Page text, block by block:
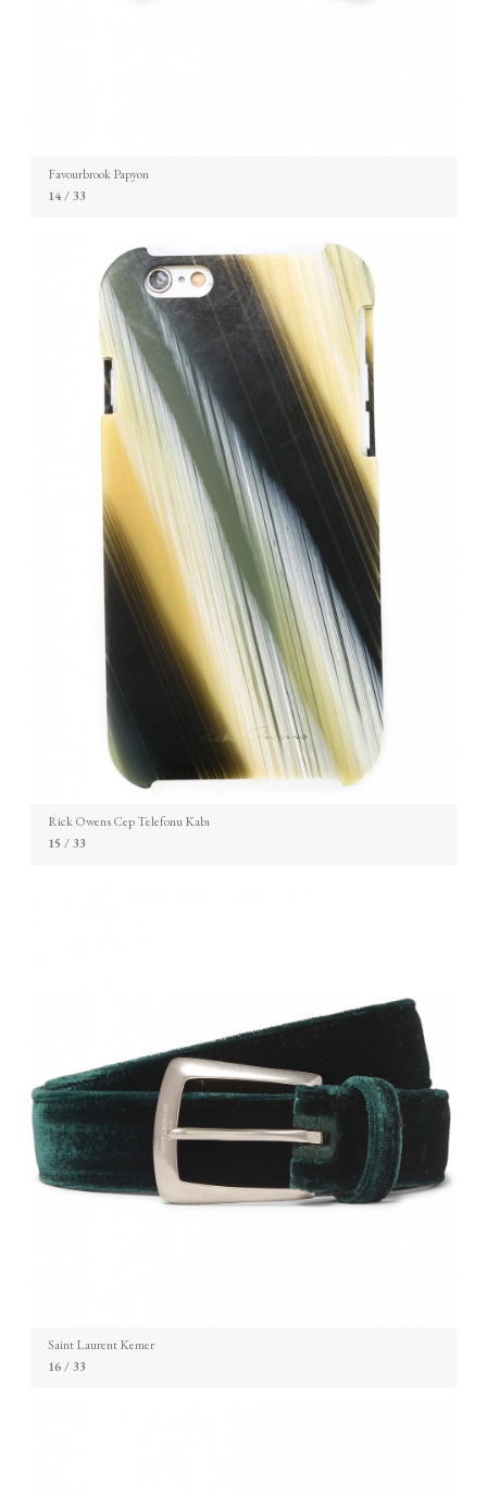
Favourbrook Papyon
14/ 33
Rick Owens Cep Telefonu Kabı
15 / 33
Saint Laurent Kemer
16/ 33